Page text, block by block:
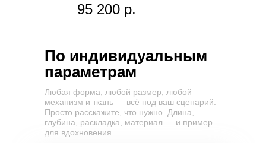
95 200 р.
изготовление дивана на заказ
диван нестандартного размера
диван по индивидуальным размерам
диван на заказ
Заказать диван по своим размерам
Любая форма, любой размер, любой
механизм и ткань — всё под ваш сценарий.
Просто расскажите, что нужно. Длина,
глубина, раскладка, материал — и пример
для вдохновения.
По индивидуальным
параметрам